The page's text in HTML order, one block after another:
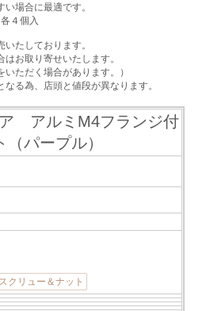
場合に最適です。
各４個入
いたしております。
お取り寄せいたします。
いただく場合があります。）
る為、店頭と値段が異なります。
アルミM4フランジ付
パープル）
クリュー＆ナット